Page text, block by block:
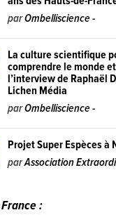
parOmbelliscience -
La culture scientifique
comprendre le monde
l’interview de Raphaël
Lichen Média
parOmbelliscience -
Projet Super Espèces à
parAssociation
: